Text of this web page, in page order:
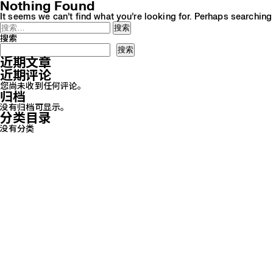
Nothing Found
It seems we can’t find what you’re looking for. Perhaps
搜
索：
搜索
搜索
近期文章
近期评论
您尚未收到任何评论。
归档
没有归档可显示。
分类目录
没有分类